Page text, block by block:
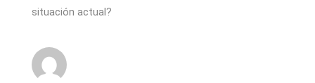
situación actual?